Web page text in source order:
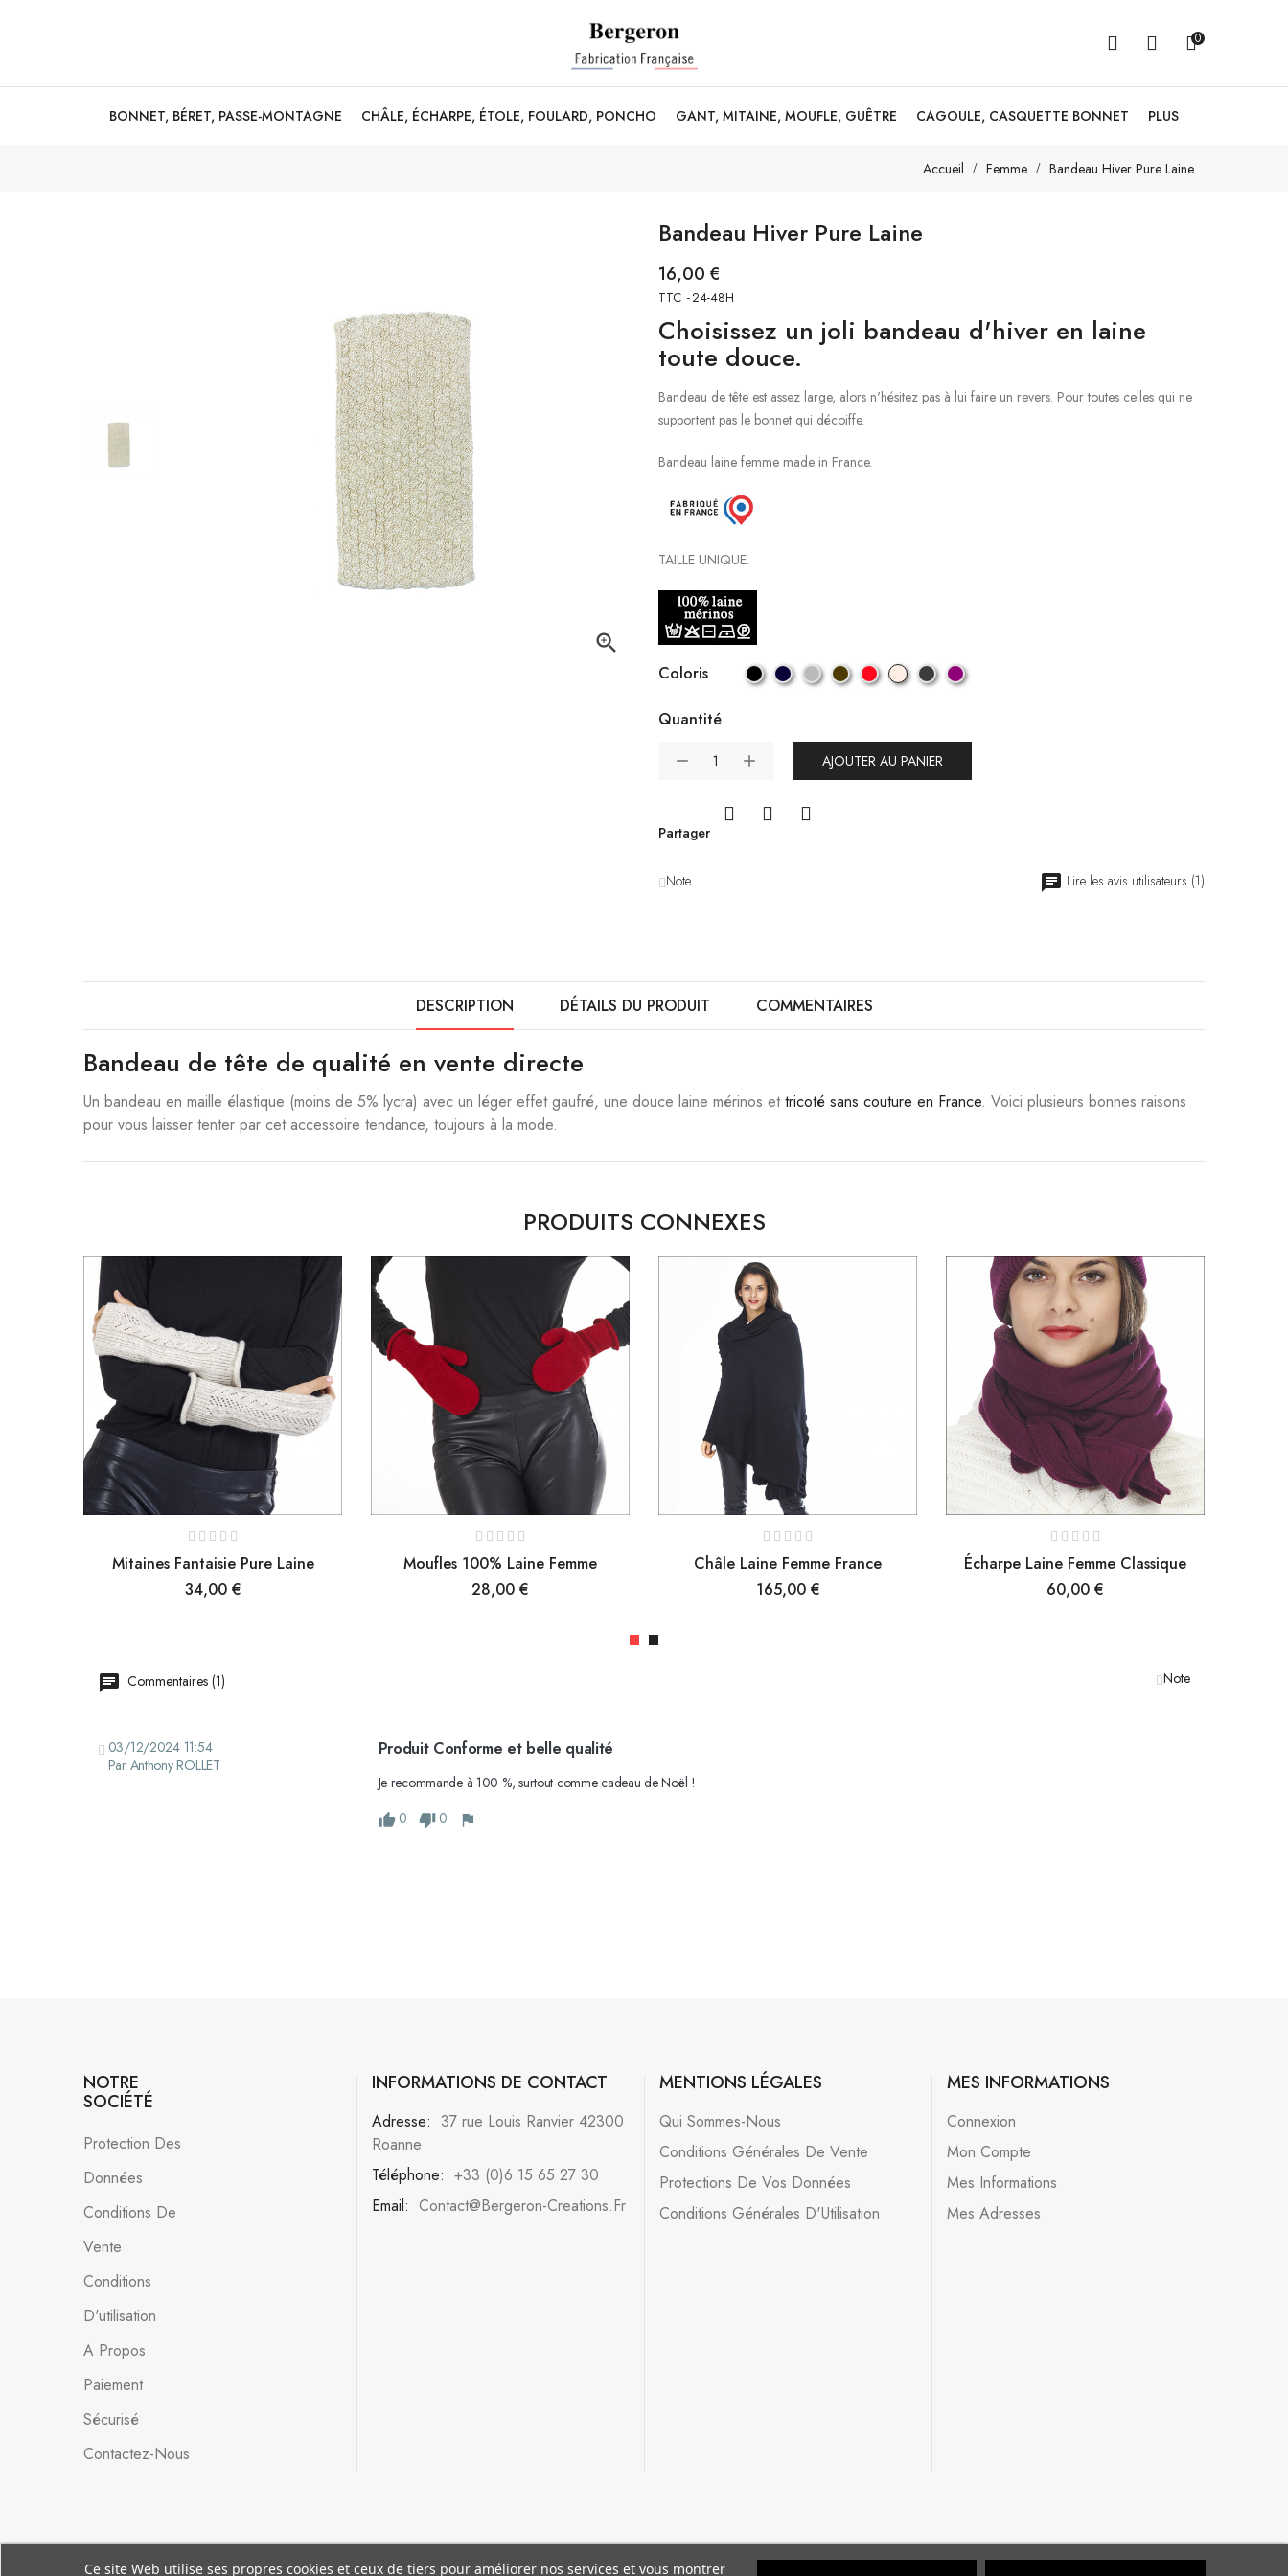
0
BONNET, BÉRET, PASSE-MONTAGNE CHÂLE, ÉCHARPE, ÉTOLE, FOULARD, PONCHO GANT, MITAINE, MOUFLE, GUÊTRE CAGOULE, CASQUETTE BONNET PLUS
Accueil Femme Bandeau Hiver Pure Laine

Bandeau Hiver Pure Laine
16,00 €
TTC 24-48H
Choisissez un joli bandeau d'hiver en laine
toute douce.
Bandeau de tête est assez large, alors n'hésitez pas à lui faire un revers. Pour toutes celles qui ne
supportent pas le bonnet qui décoiffe.
Bandeau laine femme made in France.
TAILLE UNIQUE.
Coloris
Quantité
AJOUTER AU PANIER
Partager
Note Lire les avis utilisateurs (1)
DESCRIPTION DÉTAILS DU PRODUIT COMMENTAIRES
Bandeau de tête de qualité en vente directe
Un bandeau en maille élastique (moins de 5% lycra) avec un léger effet gaufré, une douce laine mérinos ettricoté sans couture en France. Voici plusieurs bonnes raisons
pour vous laisser tenter par cet accessoire tendance, toujours à la mode.
PRODUITS CONNEXES
Mitaines Fantaisie Pure Laine
Prix
34,00 €
Moufles 100% Laine Femme
Prix
28,00 €
Châle Laine Femme France
Prix
165,00 €
Écharpe Laine Femme Classique
Prix
60,00 €
Commentaires (1) Note
03/12/2024 11:54
Par Anthony ROLLET
Produit Conforme et belle qualité
Je recommande à 100 %, surtout comme cadeau de Noël !
0
0
NOTRE
SOCIÉTÉ
Protection Des
Données
Conditions De
Vente
Conditions
D'utilisation
A Propos
Paiement
Sécurisé
Contactez-Nous
INFORMATIONS DE CONTACT
Adresse: 37 rue Louis Ranvier 42300
Roanne
Téléphone: +33 (0)6 15 65 27 30
Email: Contact@bergeron-Creations.fr
MENTIONS LÉGALES
Qui Sommes-Nous
Conditions Générales De Vente
Protections De Vos Données
Conditions Générales D'Utilisation
MES INFORMATIONS
Connexion
Mon Compte
Mes Informations
Mes Adresses
Ce site Web utilise ses propres cookies et ceux de tiers pour améliorer nos services et vous montrer